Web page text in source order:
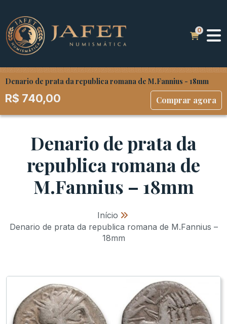
Denario de prata da republica romana de M.Fannius - 18mm
R$ 740,00 Comprar agora
Denario de prata da
republica romana de
M.Fannius – 18mm
Início »
Denario de prata da republica romana de M.Fannius –
18mm